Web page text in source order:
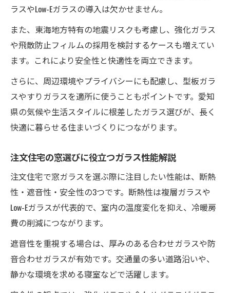
ラスやLow-Eガラスの導入は欠かせません。
また、東海地方特有の地震リスクも考慮し、強化ガラス
や飛散防止フィルムの採用を検討するケースも増えてい
ます。これにより安全性と快適性を両立できます。
さらに、周辺環境やプライバシーにも配慮し、型板ガラ
スやすりガラスを適所に使うこともポイントです。愛知
県の気候や生活スタイルに根差したガラス選びが、長く
快適に暮らせる住まいづくりにつながります。
注文住宅の窓選びに役立つガラス性能解説
注文住宅で窓ガラスを選ぶ際に注目したい性能は、断熱
性・遮音性・安全性の3つです。断熱性は複層ガラスや
Low-Eガラスが代表的で、室内の温度変化を抑え、冷暖房
費の削減につながります。
遮音性を重視する場合は、厚みのある合わせガラスや防
音合わせガラスが有効です。交通量の多い道路沿いや、
静かな環境を求める寝室などで活躍します。